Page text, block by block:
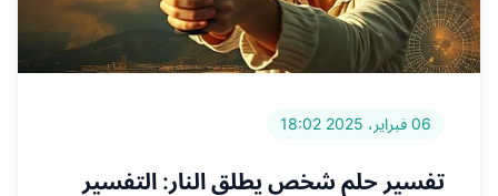
06 فبراير، 2025 18:02
تفسير حلم شخص يطلق النار: التفسير